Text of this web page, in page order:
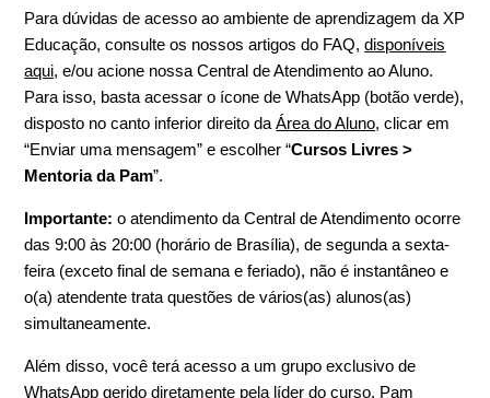
Para dúvidas de acesso ao ambiente de aprendizagem da XP
Educação,consulte os nossos artigos do FAQ,disponíveis
aqui, e/ou acione nossa Central de Atendimento ao Aluno.
Para isso, basta acessar o ícone de WhatsApp (botão verde),
disposto no canto inferior direito daÁrea do Aluno, clicar em
“Enviar uma mensagem” e escolher “Cursos Livres >
Mentoria da Pam”.
Importante: o atendimento da Central de Atendimento ocorre
das 9:00 às 20:00 (horário de Brasília), de segunda a sexta-
feira (exceto final de semana e feriado), não é instantâneo e
o(a) atendente trata questões de vários(as) alunos(as)
simultaneamente.
Além disso, você terá acesso a um grupo exclusivo de
WhatsApp gerido diretamente pela líder do curso, Pam